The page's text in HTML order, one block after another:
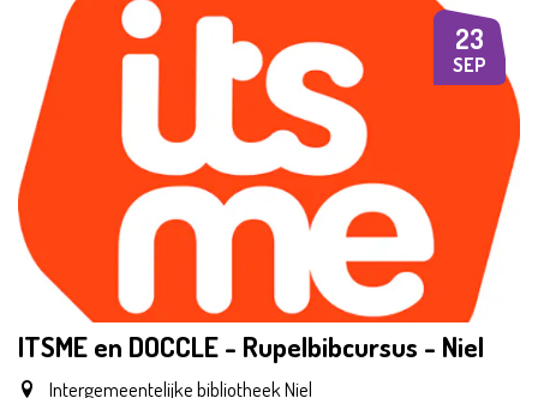
WO23
SEP
ITSME en DOCCLE - Rupelbibcursus - Niel
Intergemeentelijke bibliotheek Niel